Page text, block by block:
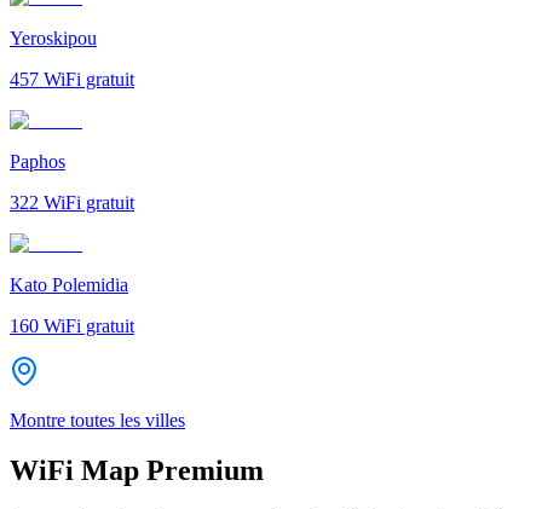
Yeroskipou
457 WiFi gratuit
Paphos
322 WiFi gratuit
Kato Polemidia
160 WiFi gratuit
Montre toutes les villes
WiFi Map Premium